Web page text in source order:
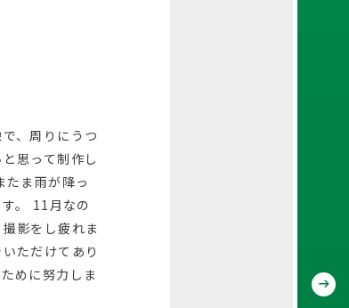
、周りにうつ
思って制作し
たま雨が降っ
。 11月なの
影をし疲れま
ただけてあり
めに努力しま